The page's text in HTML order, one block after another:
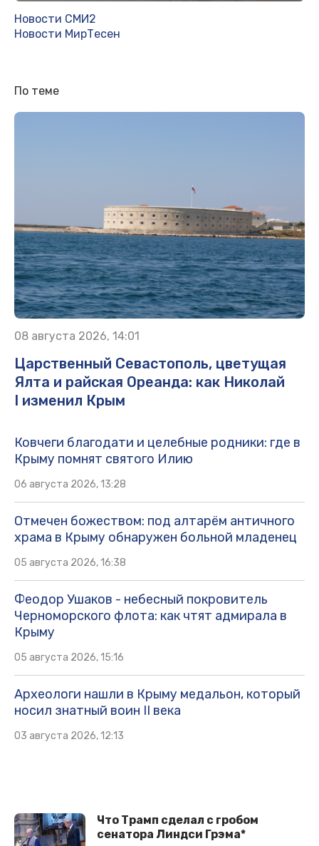
Новости СМИ2
Новости МирТесен
По теме
08 августа 2026, 14:01
Царственный Севастополь, цветущая
Ялта и райская Ореанда: как Николай
I изменил Крым
Ковчеги благодати и целебные родники: где в
Крыму помнят святого Илию
06 августа 2026, 13:28
Отмечен божеством: под алтарём античного
храма в Крыму обнаружен больной младенец
05 августа 2026, 16:38
Феодор Ушаков - небесный покровитель
Черноморского флота: как чтят адмирала в
Крыму
05 августа 2026, 15:16
Археологи нашли в Крыму медальон, который
носил знатный воин II века
03 августа 2026, 12:13
Что Трамп сделал с гробом
сенатора Линдси Грэма*